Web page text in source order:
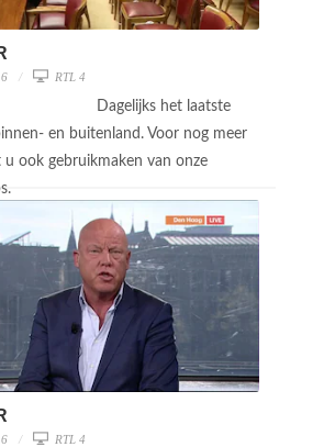
RTL 4
Dagelijks het laatste
en buitenland. Voor nog meer
u ook gebruikmaken van onze
RTL 4